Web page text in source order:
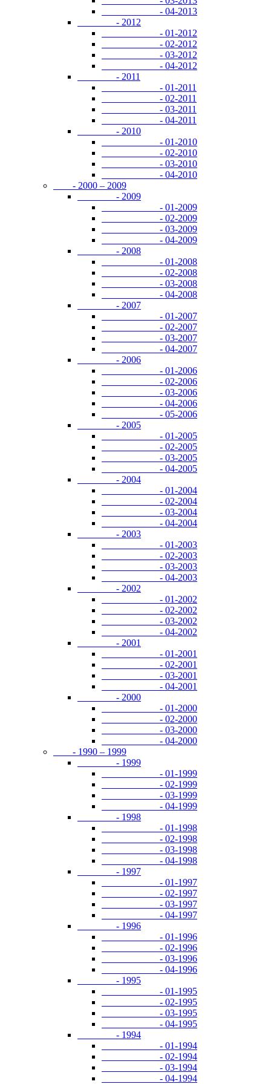
- 04-2013
- 2012
- 01-2012
- 02-2012
- 03-2012
- 04-2012
- 2011
- 01-2011
- 02-2011
- 03-2011
- 04-2011
- 2010
- 01-2010
- 02-2010
- 03-2010
- 04-2010
- 2000 – 2009
- 2009
- 01-2009
- 02-2009
- 03-2009
- 04-2009
- 2008
- 01-2008
- 02-2008
- 03-2008
- 04-2008
- 2007
- 01-2007
- 02-2007
- 03-2007
- 04-2007
- 2006
- 01-2006
- 02-2006
- 03-2006
- 04-2006
- 05-2006
- 2005
- 01-2005
- 02-2005
- 03-2005
- 04-2005
- 2004
- 01-2004
- 02-2004
- 03-2004
- 04-2004
- 2003
- 01-2003
- 02-2003
- 03-2003
- 04-2003
- 2002
- 01-2002
- 02-2002
- 03-2002
- 04-2002
- 2001
- 01-2001
- 02-2001
- 03-2001
- 04-2001
- 2000
- 01-2000
- 02-2000
- 03-2000
- 04-2000
- 1990 – 1999
- 1999
- 01-1999
- 02-1999
- 03-1999
- 04-1999
- 1998
- 01-1998
- 02-1998
- 03-1998
- 04-1998
- 1997
- 01-1997
- 02-1997
- 03-1997
- 04-1997
- 1996
- 01-1996
- 02-1996
- 03-1996
- 04-1996
- 1995
- 01-1995
- 02-1995
- 03-1995
- 04-1995
- 1994
- 01-1994
- 02-1994
- 03-1994
- 04-1994